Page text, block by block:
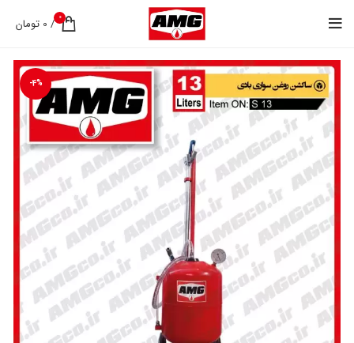
0
/
0 تومان
-4%